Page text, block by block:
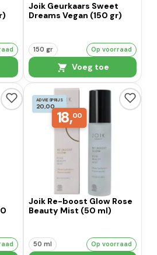
Joik Geurkaars Sweet
Dreams Vegan (150 gr)
150 gr Op voorraad
Voeg toe
ADVIESPRIJS
20,00
18,00
Joik Re-boost Glow Rose
Beauty Mist (50 ml)
50 ml Op voorraad